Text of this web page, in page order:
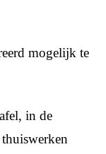
mogelijk te
in de